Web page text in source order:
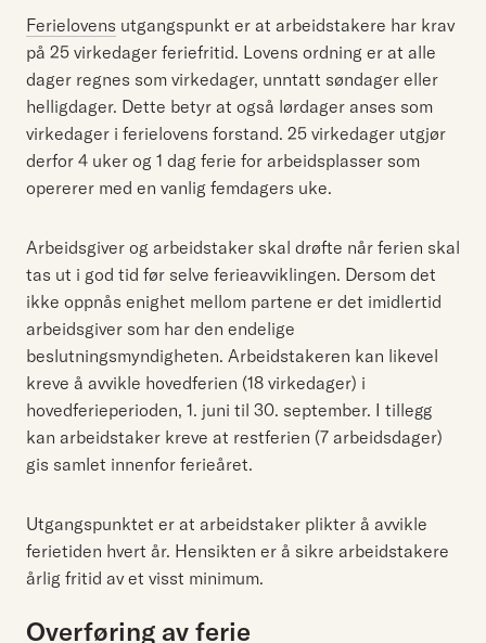
Ferielovens utgangspunkt er at arbeidstakere har krav
på 25 virkedager feriefritid. Lovens ordning er at alle
dager regnes som virkedager, unntatt søndager eller
helligdager. Dette betyr at også lørdager anses som
virkedager i ferielovens forstand. 25 virkedager utgjør
derfor 4 uker og 1 dag ferie for arbeidsplasser som
opererer med en vanlig femdagers uke.
Arbeidsgiver og arbeidstaker skal drøfte når ferien skal
tas ut i god tid før selve ferieavviklingen. Dersom det
ikke oppnås enighet mellom partene er det imidlertid
arbeidsgiver som har den endelige
beslutningsmyndigheten. Arbeidstakeren kan likevel
kreve å avvikle hovedferien (18 virkedager) i
hovedferieperioden, 1. juni til 30. september. I tillegg
kan arbeidstaker kreve at restferien (7 arbeidsdager)
gis samlet innenfor ferieåret.
Utgangspunktet er at arbeidstaker plikter å avvikle
ferietiden hvert år. Hensikten er å sikre arbeidstakere
årlig fritid av et visst minimum.
Overføring av ferie